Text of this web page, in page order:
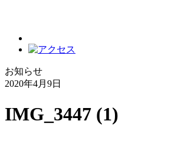
お知らせ
2020年4月9日
IMG_3447 (1)